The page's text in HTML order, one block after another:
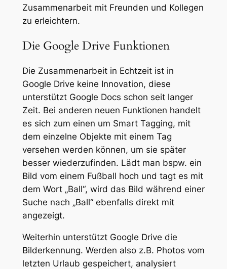
Zusammenarbeit mit Freunden und Kollegen
zu erleichtern.
Die Google Drive Funktionen
Die Zusammenarbeit in Echtzeit ist in
Google Drive keine Innovation, diese
unterstützt Google Docs schon seit langer
Zeit. Bei anderen neuen Funktionen handelt
es sich zum einen um Smart Tagging, mit
dem einzelne Objekte mit einem Tag
versehen werden können, um sie später
besser wiederzufinden. Lädt man bspw. ein
Bild vom einem Fußball hoch und tagt es mit
dem Wort „Ball“, wird das Bild während einer
Suche nach „Ball“ ebenfalls direkt mit
angezeigt.
Weiterhin unterstützt Google Drive die
Bilderkennung. Werden also z.B. Photos vom
letzten Urlaub gespeichert, analysiert